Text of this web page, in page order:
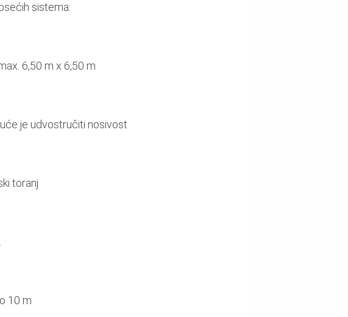
sistema:
6,50 m x 6,50 m
je udvostručiti nosivost
toranj
10 m